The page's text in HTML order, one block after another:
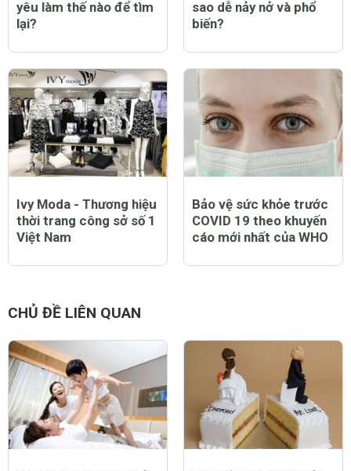
Mất niềm tin vào tình
yêu làm thế nào để tìm
lại?
Tình yêu công sở tại
sao dễ nảy nở và phổ
biến?
Ivy Moda - Thương hiệu
thời trang công sở số 1
Việt Nam
cáo mới nhất của WHO
CHỦ ĐỀ LIÊN QUAN